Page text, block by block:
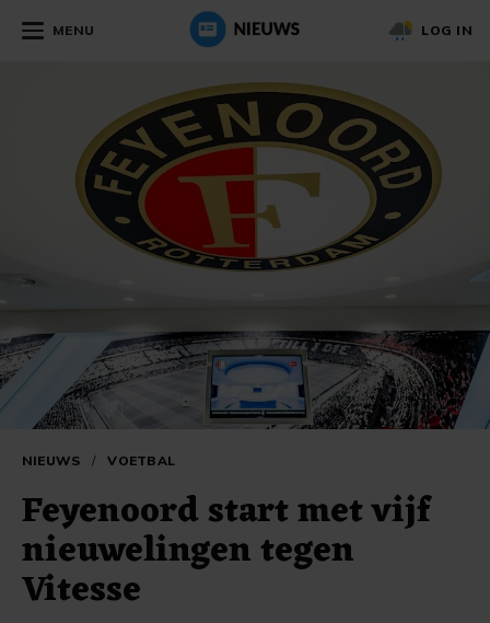
MENU LOG IN
NIEUWS / VOETBAL
Feyenoord start met vijf
nieuwelingen tegen
Vitesse